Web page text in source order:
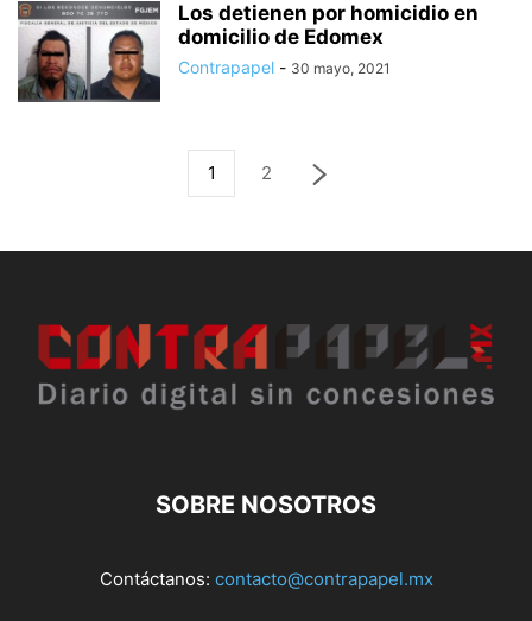
Los detienen por homicidio en
domicilio de Edomex
Contrapapel - 30 mayo, 2021
1 2
SOBRE NOSOTROS
Contáctanos: contacto@contrapapel.mx